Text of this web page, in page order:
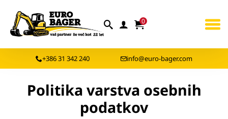
0
+386 31 342 240 info@euro-bager.com
Politika varstva osebnih
podatkov